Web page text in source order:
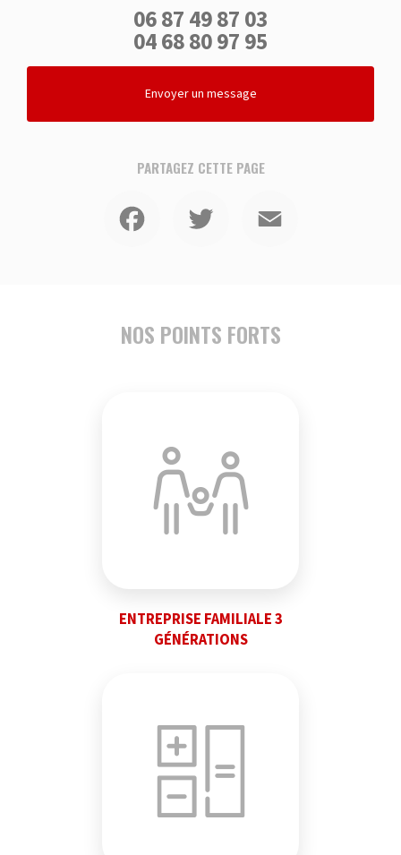
06 87 49 87 03
04 68 80 97 95
Envoyer un message
PARTAGEZ CETTE PAGE
NOS POINTS FORTS
ENTREPRISE FAMILIALE 3
GÉNÉRATIONS